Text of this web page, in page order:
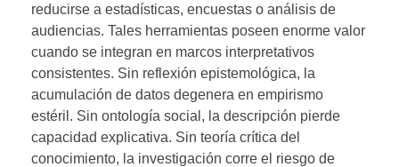
reducirse a estadísticas, encuestas o análisis de
audiencias. Tales herramientas poseen enorme valor
cuando se integran en marcos interpretativos
consistentes. Sin reflexión epistemológica, la
acumulación de datos degenera en empirismo
estéril. Sin ontología social, la descripción pierde
capacidad explicativa. Sin teoría crítica del
conocimiento, la investigación corre el riesgo de